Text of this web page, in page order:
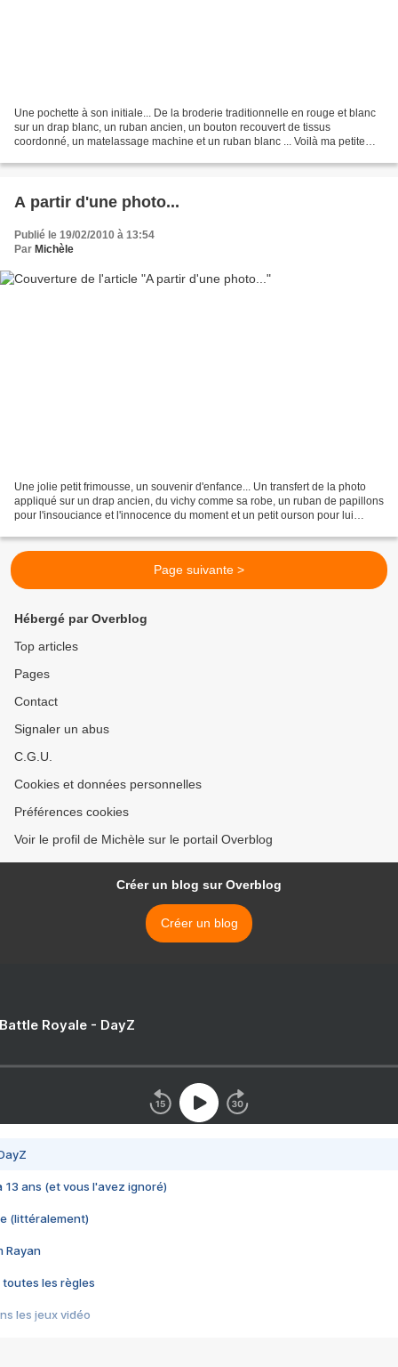
Une pochette à son initiale... De la broderie traditionnelle en rouge et blanc
sur un drap blanc, un ruban ancien, un bouton recouvert de tissus
coordonné, un matelassage machine et un ruban blanc ... Voilà ma petite
A partir d'une photo...
Publié le 19/02/2010 à 13:54
Par Michèle
Une jolie petit frimousse, un souvenir d'enfance... Un transfert de la photo
appliqué sur un drap ancien, du vichy comme sa robe, un ruban de papillons
pour l'insouciance et l'innocence du moment et un petit ourson pour lui
Page suivante >
Hébergé par Overblog
Top articles
Pages
Contact
Signaler un abus
C.G.U.
Cookies et données personnelles
Préférences cookies
Voir le profil de Michèle sur le portail Overblog
Créer un blog sur Overblog
Créer un blog
Royale - DayZ
13 ans (et vous l'avez ignoré)
(littéralement)
Rayan
toutes les règles
les jeux vidéo